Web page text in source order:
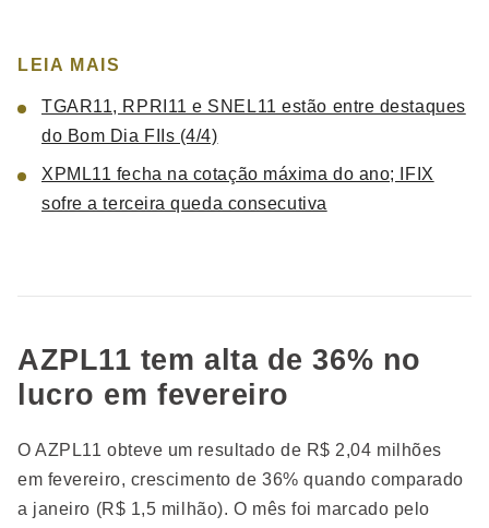
LEIA MAIS
TGAR11, RPRI11 e SNEL11 estão entre destaques
do Bom Dia FIIs (4/4)
XPML11 fecha na cotação máxima do ano; IFIX
sofre a terceira queda consecutiva
AZPL11 tem alta de 36% no
lucro em fevereiro
O AZPL11 obteve um resultado de R$ 2,04 milhões
em fevereiro, crescimento de 36% quando comparado
a janeiro (R$ 1,5 milhão). O mês foi marcado pelo